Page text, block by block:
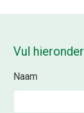
Vul
Naam